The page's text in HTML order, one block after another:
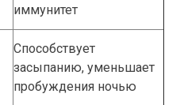
иммунитет
Способствует
засыпанию, уменьшает
пробуждения ночью